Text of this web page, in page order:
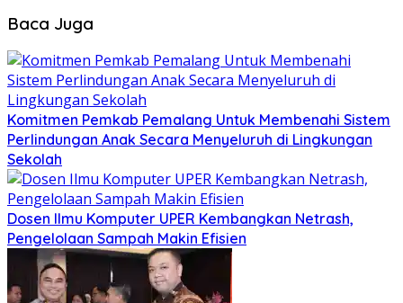
Baca Juga
Komitmen Pemkab Pemalang Untuk Membenahi Sistem
Perlindungan Anak Secara Menyeluruh di Lingkungan
Sekolah
Dosen Ilmu Komputer UPER Kembangkan Netrash,
Pengelolaan Sampah Makin Efisien